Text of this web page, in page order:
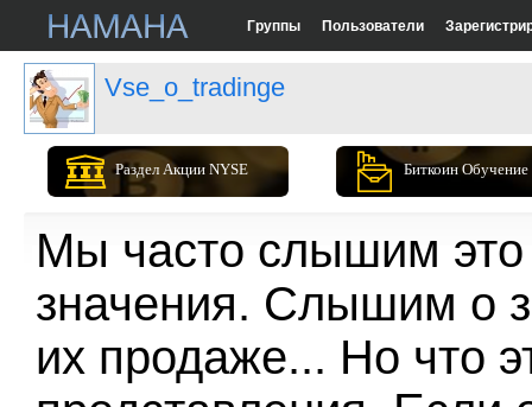
Группы Пользователи
Vse_o_tradinge
Раздел Акции NYSE Биткоин Обучение
Мы часто слышим
значения. Слышим о
их продаже... Но что